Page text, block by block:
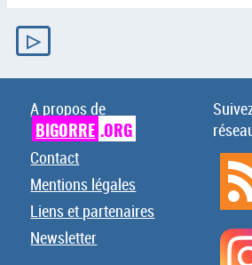
▷
A propos de
BIGORRE .ORG
Contact
Mentions légales
Liens et partenaires
Newsletter